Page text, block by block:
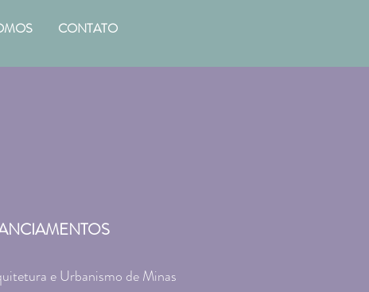
CONTATO
e Urbanismo de Minas